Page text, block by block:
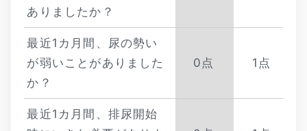
ありましたか？
最近1カ月間、尿の勢い
が弱いことがありました
か？
0点 1点
最近1カ月間、排尿開始